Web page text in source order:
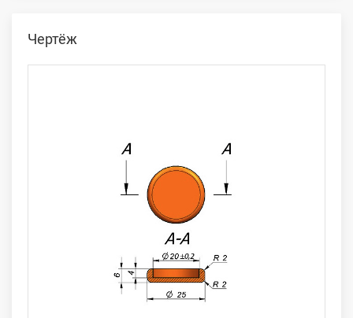
Чертёж